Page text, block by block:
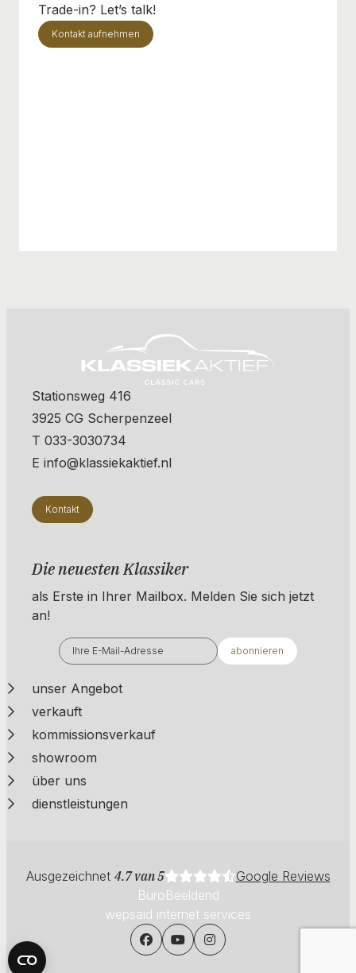
Trade-in? Let’s talk!
Kontakt aufnehmen
Stationsweg 416
3925 CG Scherpenzeel
T 033-3030734
E info@klassiekaktief.nl
Kontakt
Die neuesten Klassiker
als Erste in Ihrer Mailbox. ​​​​​​Melden Sie sich jetzt
an!
abonnieren
unser Angebot
verkauft
kommissionsverkauf
showroom
über uns
dienstleistungen
Ausgezeichnet 4.7 van 5
Google Reviews
BuroBeeldend
wepsaid internet services